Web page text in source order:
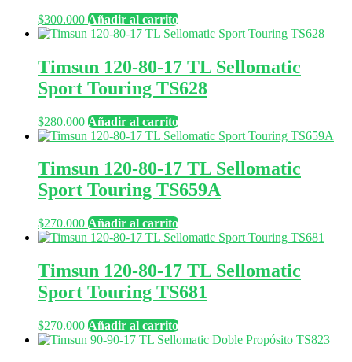
$300.000 Añadir al carrito
Timsun 120-80-17 TL Sellomatic
Sport Touring TS628
$280.000 Añadir al carrito
Timsun 120-80-17 TL Sellomatic
Sport Touring TS659A
$270.000 Añadir al carrito
Timsun 120-80-17 TL Sellomatic
Sport Touring TS681
$270.000 Añadir al carrito